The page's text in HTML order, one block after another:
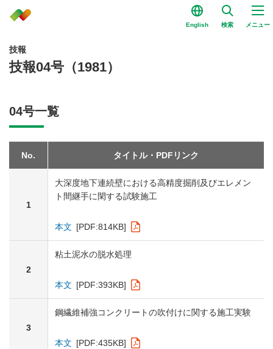
English 検索 メニュー
技報
技報04号（1981）
04号一覧
No. タイトル・PDFリンク
1
大深度地下連続壁における高精度掘削及びエレメン
ト間継手に閑する試験施工
本文 [PDF:814KB]
2
粘土泥水の脱水処理
本文 [PDF:393KB]
3
鋼繊維補強コンクリートの吹付けに関する施工実験
本文 [PDF:435KB]